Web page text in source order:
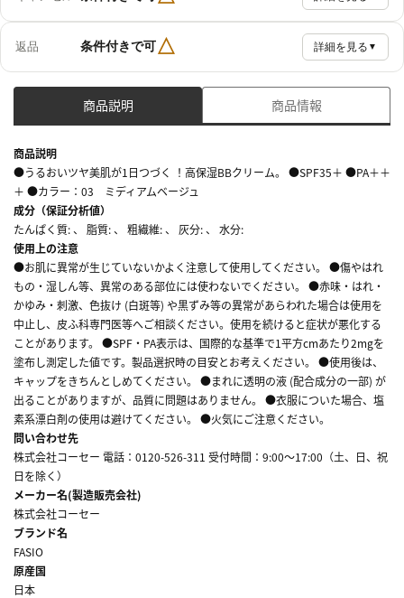
返品 条件付きで可△ 詳細を見る ▼
商品説明 商品情報
商品説明
●うるおいツヤ美肌が1日つづく ！高保湿BBクリーム。 ●SPF35＋ ●PA＋＋
＋ ●カラー：03 ミディアムベージュ
成分（保証分析値）
たんぱく質: 、 脂質: 、 粗繊維: 、 灰分: 、 水分:
使用上の注意
●お肌に異常が生じていないかよく注意して使用してください。 ●傷やはれ
もの・湿しん等、異常のある部位には使わないでください。 ●赤味・はれ・
かゆみ・刺激、色抜け (白斑等) や黒ずみ等の異常があらわれた場合は使用を
中止し、皮ふ科専門医等へご相談ください。使用を続けると症状が悪化する
ことがあります。 ●SPF・PA表示は、国際的な基準で1平方cmあたり2mgを
塗布し測定した値です。製品選択時の目安とお考えください。 ●使用後は、
キャップをきちんとしめてください。 ●まれに透明の液 (配合成分の一部) が
出ることがありますが、品質に問題はありません。 ●衣服についた場合、塩
素系漂白剤の使用は避けてください。 ●火気にご注意ください。
問い合わせ先
株式会社コーセー 電話：0120-526-311 受付時間：9:00～17:00（土、日、祝
日を除く）
メーカー名(製造販売会社)
株式会社コーセー
ブランド名
FASIO
原産国
日本